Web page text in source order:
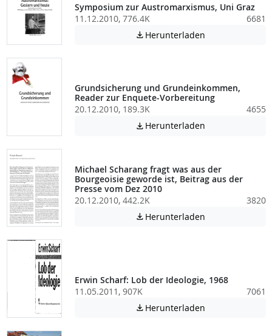
Symposium zur Austromarxismus, Uni Graz
11.12.2010, 776.4K
6681
 Herunterladen
Grundsicherung und Grundeinkommen,
Reader zur Enquete-Vorbereitung
20.12.2010, 189.3K
4655
 Herunterladen
Michael Scharang fragt was aus der
Bourgeoisie geworde ist, Beitrag aus der
Presse vom Dez 2010
20.12.2010, 442.2K
3820
 Herunterladen
Erwin Scharf: Lob der Ideologie, 1968
11.05.2011, 907K
7061
 Herunterladen